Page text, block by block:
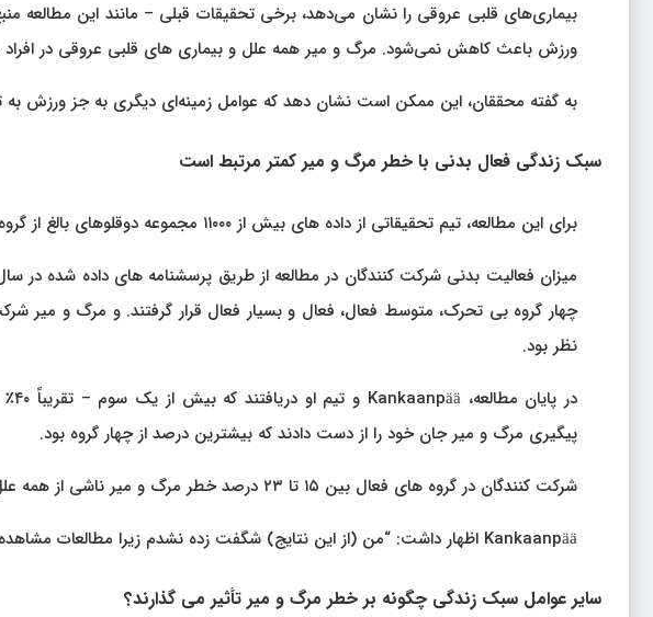
ورزش باعث کاهش نمی‌شود. مرگ و میر همه علل و بیماری های قلبی عروقی در افراد
به گفته محققان، این ممکن است نشان دهد که عوامل زمینه‌ای دیگری به جز ورزش به
سبک زندگی فعال بدنی با خطر مرگ و میر کمتر مرتبط است
برای این مطالعه، تیم تحقیقاتی از داده های بیش از ۱۱۰۰۰ مجموعه دوقلوهای بالغ از گروه دوقلو فنلاند استفاده کرد.
نظر بود.
پیگیری مرگ و میر جان خود را از دست دادند که بیشترین درصد از چهار گروه بود.
شرکت کنندگان در گروه های فعال بین ۱۵ تا ۲۳ درصد خطر مرگ و میر ناشی از همه علل را در مقایسه با گروه کم تحرک کمتر داشتند.
Kankaanpää اظهار داشت: “من (از این نتایج) شگفت زده نشدم زیرا مطالعات مشاهده ای متعدد به طور مداوم این ارتباط را نشان می دهد.
سایر عوامل سبک زندگی چگونه بر خطر مرگ و میر تأثیر می گذارند؟